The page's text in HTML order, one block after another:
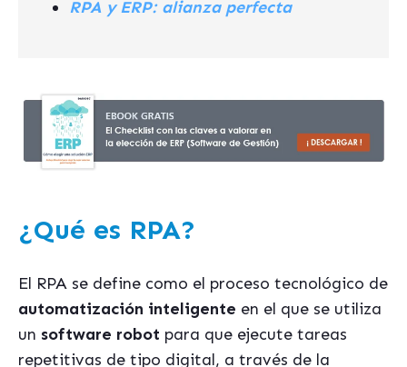
RPA y ERP: alianza perfecta
¿Qué es RPA?
El RPA se define como el proceso tecnológico de
automatización inteligente en el que se utiliza
un software robot para que ejecute tareas
repetitivas de tipo digital, a través de la